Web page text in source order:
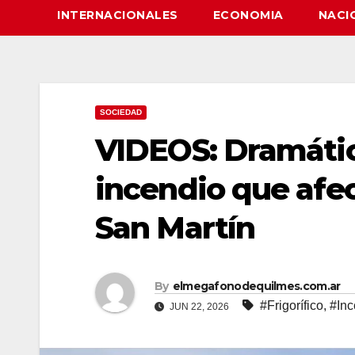
INTERNACIONALES ECONOMIA
SOCIEDAD
VIDEOS:
incendio que
San Martín
By elmegafonodequilmes.com.ar
JUN 22, 2026 #Frigorífico,